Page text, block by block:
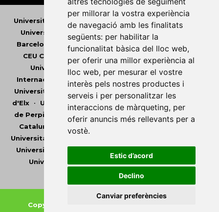
per millorar la vostra experiència
de navegació amb les finalitats
següents: per habilitar la
funcionalitat bàsica del lloc web,
per oferir una millor experiència al
lloc web, per mesurar el vostre
interès pels nostres productes i
serveis i per personalitzar les
interaccions de màrqueting, per
oferir anuncis més rellevants per a
vostè.
Estic d’acord
Declino
Canviar preferències
Universitat Abat Oliba CEU • Universitat d'Alacant
Universitat d'Andorra •
Universitat Autònoma de
Barcelona
Universitat de Barcelona•
Universitat
CEU Cardenal Herrera
Universitat de Girona •
Universitat de les Illes Balears
Universitat
Internacional de Catalunya
Universitat Jaume I
Universitat de Lleida•
Universitat Miguel Hernández
d'Elx• Universitat Oberta de Catalunya •
de Perpinyà Via Domitia
Universitat Politècnica de
Catalunya
Universitat Politècnica de València
Universitat Pompeu Fabra
Universitat Rovira i Virgili
•
Universitat de València
•
Universitat de Vic -
Universitat Central de Catalunya
Copyright © 2026